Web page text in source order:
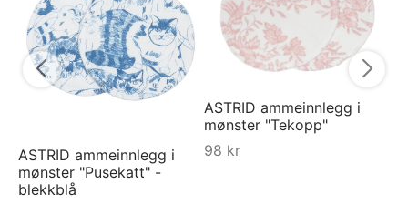
ASTRID ammeinnlegg i
mønster "Pusekatt" -
blekkblå
ASTRID ammeinnlegg i
mønster "Tekopp"
98 kr